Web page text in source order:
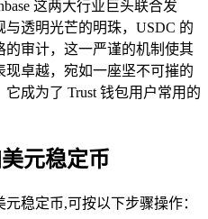
这两大行业巨头联合发
透明光芒的明珠，USDC 的
的审计，这一严谨的机制使其
卓越，宛如一座坚不可摧的
成为了 Trust 钱包用户常用的
元稳定币
稳定币,可按以下步骤操作：